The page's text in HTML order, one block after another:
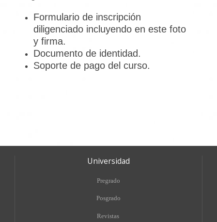
Formulario de inscripción
diligenciado incluyendo en este foto
y firma.
Documento de identidad.
Soporte de pago del curso.
Universidad
Pregrado
Posgrado
Revistas